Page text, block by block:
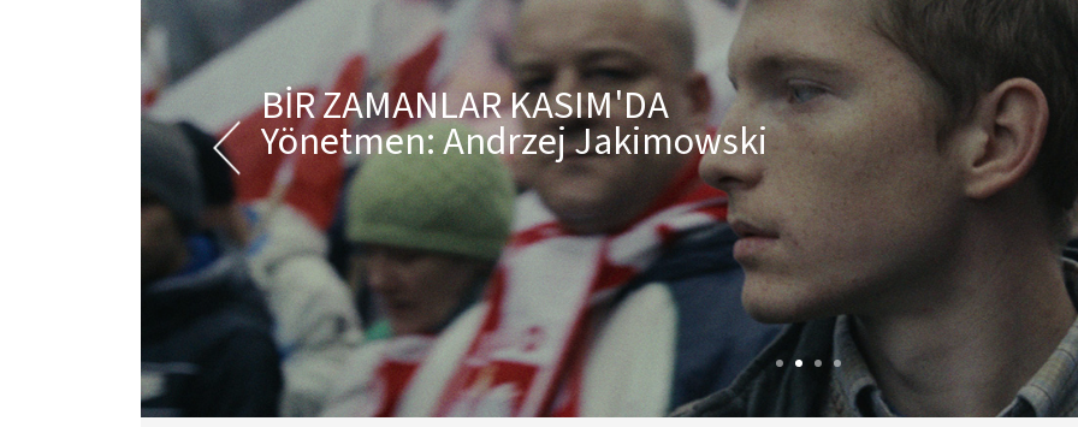
BİR ZAMANLAR KASIM'DA
Yönetmen: Andrzej Jakimowski